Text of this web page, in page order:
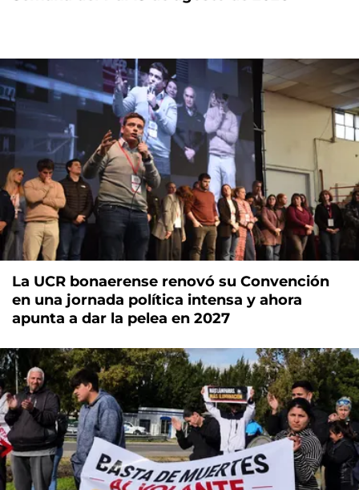
La UCR bonaerense renovó su Convención
en una jornada política intensa y ahora
apunta a dar la pelea en 2027